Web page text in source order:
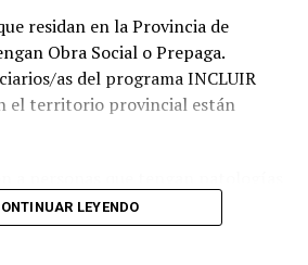
residan en la Provincia de
Obra Social o Prepaga.
as del programa INCLUIR
el territorio provincial están
la lista de fármacos que cubre el
al siguiente enlace:vadevecum
LEYENDO